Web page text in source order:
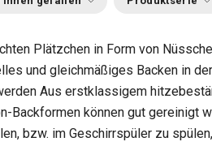
Plätzchen in Form von
und gleichmäßiges Backen in
Aus erstklassigem
Backformen können gut gereinigt
bzw. im Geschirrspüler zu